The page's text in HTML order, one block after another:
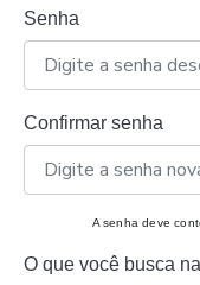
Senha
Confirmar senha
A senha deve
O que você busca